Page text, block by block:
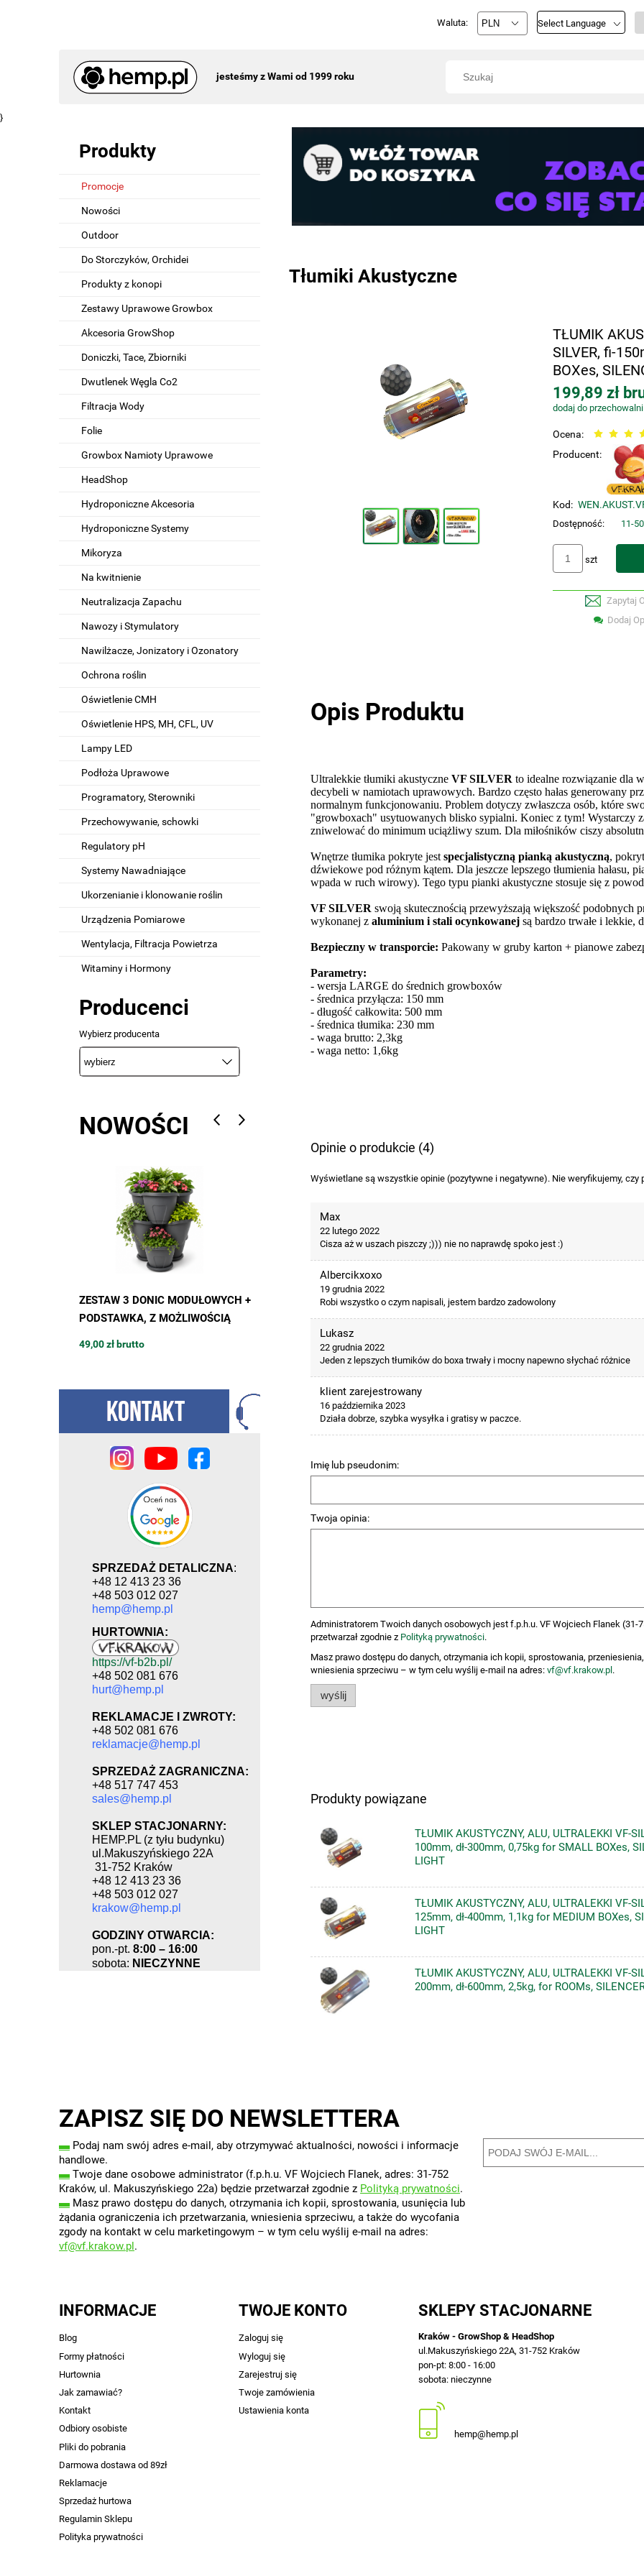
Waluta: Select Language
jesteśmy z Wami od 1999 roku
}
Produkty
Promocje
Nowości
Outdoor
Do Storczyków, Orchidei
Produkty z konopi
Zestawy Uprawowe Growbox
Akcesoria GrowShop
Doniczki, Tace, Zbiorniki
Dwutlenek Węgla Co2
Filtracja Wody
Folie
Growbox Namioty Uprawowe
HeadShop
Hydroponiczne Akcesoria
Hydroponiczne Systemy
Mikoryza
Na kwitnienie
Neutralizacja Zapachu
Nawozy i Stymulatory
Nawilżacze, Jonizatory i Ozonatory
Ochrona roślin
Oświetlenie CMH
Oświetlenie HPS, MH, CFL, UV
Lampy LED
Podłoża Uprawowe
Programatory, Sterowniki
Przechowywanie, schowki
Regulatory pH
Systemy Nawadniające
Ukorzenianie i klonowanie roślin
Urządzenia Pomiarowe
Wentylacja, Filtracja Powietrza
Witaminy i Hormony
Producenci
Wybierz producenta
NOWOŚCI
ZESTAW 3 DONIC MODUŁOWYCH +
PODSTAWKA, Z MOŻLIWOŚCIĄ
49,00 zł brutto
DONICZKA MODUŁOWA DO
BUDOWY WIEŻY Z ROŚLIN, 1 SZT. /
13L / 42x42x18cm (bez
podstawki) kaskadowa, piętrowa,
15,94 zł brutto
PODSTAWKA DO DONICZKI
PIĘTROWEJ - MODULAR TOWER
SPRZEDAŻ DETALICZNA:
+48 12 413 23 36
+48 503 012 027
hemp@hemp.pl
HURTOWNIA:
https://vf-b2b.pl/
+48 502 081 676
hurt@hemp.pl
REKLAMACJE I ZWROTY:
+48 502 081 676
reklamacje@hemp.pl
SPRZEDAŻ ZAGRANICZNA:
+48 517 747 453
sales@hemp.pl
SKLEP STACJONARNY:
HEMP.PL (z tyłu budynku)
ul.Makuszyńskiego 22A
31-752 Kraków
+48 12 413 23 36
+48 503 012 027
krakow@hemp.pl
GODZINY OTWARCIA:
pon.-pt. 8:00 – 16:00
sobota: NIECZYNNE
Tłumiki Akustyczne
TŁUMIK
SILVER, fi-
BOXes,
199,89 zł
dodaj do przechowalni
Ocena:
Producent:
Kod:
Dostępność: 11-50
szt
Zapytaj
Dodaj
Opis Produktu
Ultralekkie tłumiki akustyczne VF SILVER to idealne rozwiązanie dla
decybeli w namiotach uprawowych. Bardzo często hałas generowany
normalnym funkcjonowaniu. Problem dotyczy zwłaszcza osób, które
"growboxach" usytuowanych blisko sypialni. Koniec z tym! Wystarczy
zniwelować do minimum uciążliwy szum. Dla miłośników ciszy
Wnętrze tłumika pokryte jest specjalistyczną pianką akustyczną,
dźwiekowe pod różnym kątem. Dla jeszcze lepszego tłumienia hałasu,
wpada w ruch wirowy). Tego typu pianki akustyczne stosuje się z
VF SILVER swoją skutecznością przewyższają większość
wykonanej z aluminium i stali ocynkowanej są bardzo trwałe i lekkie,
Bezpieczny w transporcie: Pakowany w gruby karton + pianowe
Parametry:
- wersja LARGE do średnich growboxów
- średnica przyłącza: 150 mm
- długość całkowita: 500 mm
- średnica tłumika: 230 mm
- waga brutto: 2,3kg
- waga netto: 1,6kg
Opinie o produkcie (4)
Wyświetlane są wszystkie opinie (pozytywne i negatywne). Nie weryfikujemy, czy
Max
22 lutego 2022
Cisza aż w uszach piszczy ;))) nie no naprawdę spoko jest :)
Albercikxoxo
19 grudnia 2022
Robi wszystko o czym napisali, jestem bardzo zadowolony
Lukasz
22 grudnia 2022
Jeden z lepszych tłumików do boxa trwały i mocny napewno słychać różnice
klient zarejestrowany
16 października 2023
Działa dobrze, szybka wysyłka i gratisy w paczce.
Imię lub pseudonim:
Twoja opinia:
Administratorem Twoich danych osobowych jest f.p.h.u. VF Wojciech Flanek (31-
przetwarzał zgodnie z Polityką prywatności.
Masz prawo dostępu do danych, otrzymania ich kopii, sprostowania,
wniesienia sprzeciwu – w tym celu wyślij e-mail na adres: vf@vf.krakow.pl .
wyślij
Produkty powiązane
TŁUMIK AKUSTYCZNY, ALU, ULTRALEKKI VF-
100mm, dł-300mm, 0,75kg for SMALL BOXes,
LIGHT
TŁUMIK AKUSTYCZNY, ALU, ULTRALEKKI VF-
125mm, dł-400mm, 1,1kg for MEDIUM BOXes,
LIGHT
TŁUMIK AKUSTYCZNY, ALU, ULTRALEKKI VF-
200mm, dł-600mm, 2,5kg, for ROOMs,
ZAPISZ SIĘ DO NEWSLETTERA
▬ Podaj nam swój adres e-mail, aby otrzymywać aktualności, nowości i informacje
handlowe.
▬ Twoje dane osobowe administrator (f.p.h.u. VF Wojciech Flanek, adres: 31-752
Kraków, ul. Makuszyńskiego 22a) będzie przetwarzał zgodnie z Polityką prywatności.
▬ Masz prawo dostępu do danych, otrzymania ich kopii, sprostowania, usunięcia lub
żądania ograniczenia ich przetwarzania, wniesienia sprzeciwu, a także do wycofania
zgody na kontakt w celu marketingowym – w tym celu wyślij e-mail na adres:
vf@vf.krakow.pl.
INFORMACJE
Blog
Formy płatności
Hurtownia
Jak zamawiać?
Kontakt
Odbiory osobiste
Pliki do pobrania
Darmowa dostawa od 89zł
Reklamacje
Sprzedaż hurtowa
Regulamin Sklepu
Polityka prywatności
TWOJE KONTO
Zaloguj się
Wyloguj się
Zarejestruj się
Twoje zamówienia
Ustawienia konta
SKLEPY STACJONARNE
Kraków - GrowShop & HeadShop
ul.Makuszyńskiego 22A, 31-752 Kraków
pon-pt: 8:00 - 16:00
sobota: nieczynne
hemp@hemp.pl